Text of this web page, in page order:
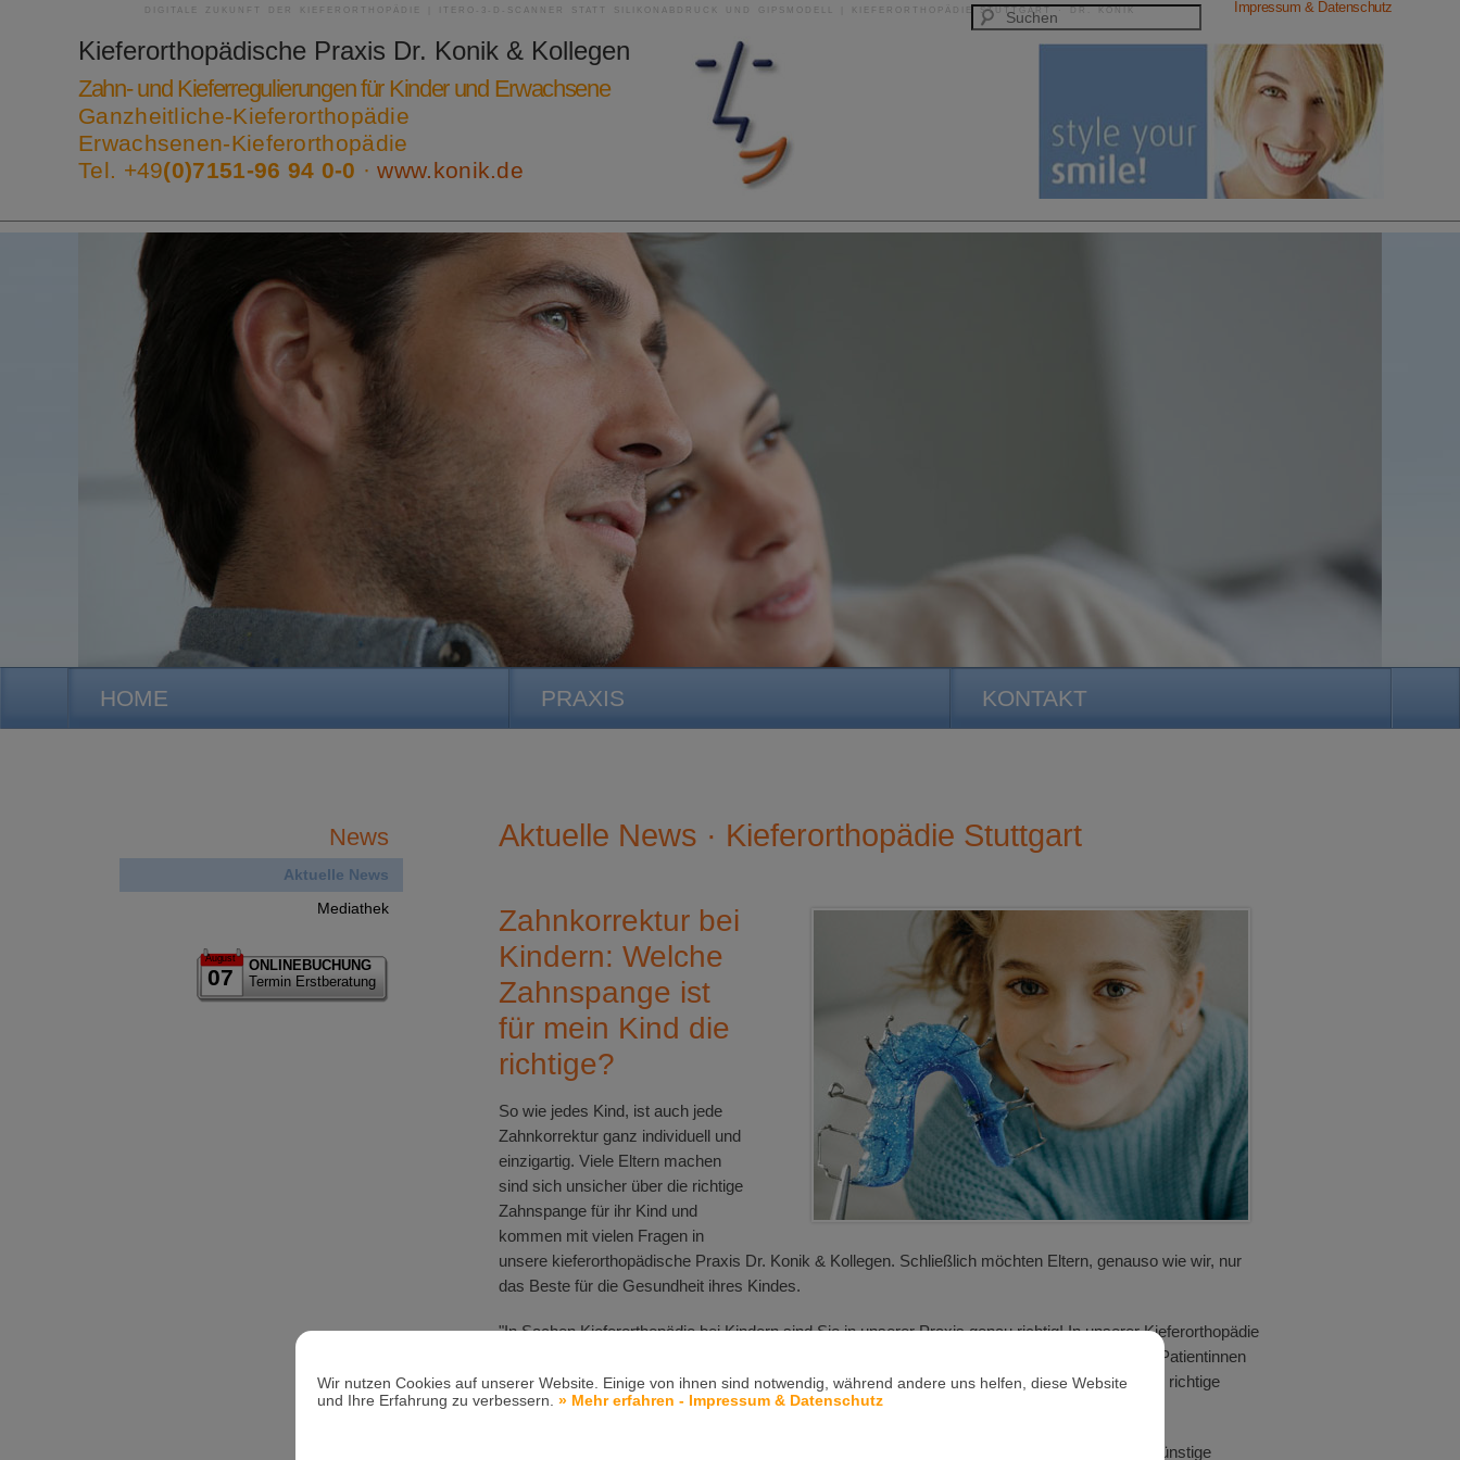
Wir nutzen Cookies auf unserer Website. Einige von ihnen sind notwendig, während andere uns helfen, diese Website
und Ihre Erfahrung zu verbessern. » Mehr erfahren - Impressum & Datenschutz
Impressum & Datenschutz
DIGITALE ZUKUNFT DER KIEFERORTHOPÄDIE | ITERO-3-D-SCANNER STATT SILIKONABDRUCK UND GIPSMODELL | KIEFERORTHOPÄDIE STUTTGART · DR. KONIK
Kieferorthopädische Praxis Dr. Konik & Kollegen
Zahn- und Kieferregulierungen für Kinder und Erwachsene
Ganzheitliche-Kieferorthopädie
Erwachsenen-Kieferorthopädie
Tel. +49(0)7151-96 94 0-0 ·www.konik.de
HOME PRAXIS KONTAKT
News
Aktuelle News
Mediathek
August
07
ONLINEBUCHUNG
Termin Erstberatung
Aktuelle News · Kieferorthopädie Stuttgart
Zahnkorrektur bei
Kindern: Welche
Zahnspange ist
für mein Kind die
richtige?
So wie jedes Kind, ist auch jede
Zahnkorrektur ganz individuell und
einzigartig. Viele Eltern machen
sind sich unsicher über die richtige
Zahnspange für ihr Kind und
kommen mit vielen Fragen in
unsere kieferorthopädische Praxis Dr. Konik & Kollegen. Schließlich möchten Eltern, genauso wie wir, nur
das Beste für die Gesundheit ihres Kindes.
"In Sachen Kieferorthopädie bei Kindern sind Sie in unserer Praxis genau richtig! In unserer Kieferorthopädie
in Weinstadt-Endersbach, können wir je nach Bedarf und für alle Altersstufen unseren kleinen Patientinnen
und Patienten die passende und individuelle Behandlung anbieten. Wir haben für jedes Alter die richtige
Zahnspange", berichtet Dr. Konik.
Zahnfehlstellungen können aus vielen Gründen vorliegen, wie z.B. durch Vererbung. Auch ungünstige